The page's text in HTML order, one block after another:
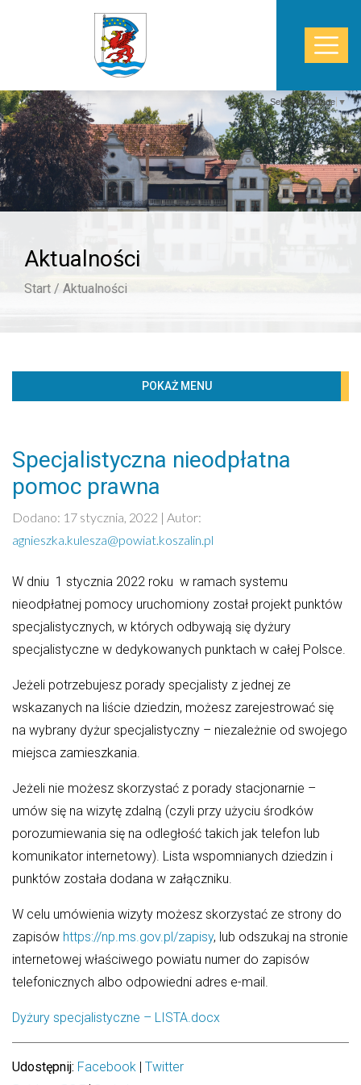
Select Language ▼
START
WŁADZE
BIBLIOTECZKA
PROJEKTY
Aktualności
Start / Aktualności
Specjalistyczna nieodpłatna
pomoc prawna
Dodano: 17 stycznia, 2022 | Autor:
agnieszka.kulesza@powiat.koszalin.pl
W dniu 1 stycznia 2022 roku w ramach systemu
nieodpłatnej pomocy uruchomiony został projekt punktów
specjalistycznych, w których odbywają się dyżury
specjalistyczne w dedykowanych punktach w całej Polsce.
Jeżeli potrzebujesz porady specjalisty z jednej ze
wskazanych na liście dziedzin, możesz zarejestrować się
na wybrany dyżur specjalistyczny – niezależnie od swojego
miejsca zamieszkania.
Jeżeli nie możesz skorzystać z porady stacjonarnie –
umów się na wizytę zdalną (czyli przy użyciu środków
porozumiewania się na odległość takich jak telefon lub
komunikator internetowy). Lista wspomnianych dziedzin i
punktów została dodana w załączniku.
W celu umówienia wizyty możesz skorzystać ze strony do
zapisów https://np.ms.gov.pl/zapisy, lub odszukaj na stronie
internetowej właściwego powiatu numer do zapisów
telefonicznych albo odpowiedni adres e-mail.
Dyżury specjalistyczne – LISTA.docx
Udostępnij: Facebook | Twitter
POKAŻ MENU
Według kategorii
Ogólne
Powiatowa Rada Seniorów w Koszalinie
Powiatowe Centrum Pomocy Rodzinie
Rada powiatu
Szkolenia
Transport publiczny
Wydział Komunikacji i Dróg
Zdrowie
Według miesięcy
lipiec 2026
czerwiec 2026
maj 2026
kwiecień 2026
marzec 2026
luty 2026
styczeń 2026
grudzień 2025